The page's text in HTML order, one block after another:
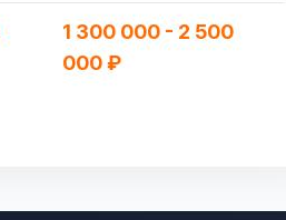
1 300 000 - 2 500
000 ₽